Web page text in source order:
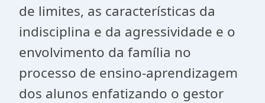
de limites, as características da
indisciplina e da agressividade e o
envolvimento da família no
processo de ensino-aprendizagem
dos alunos enfatizando o gestor